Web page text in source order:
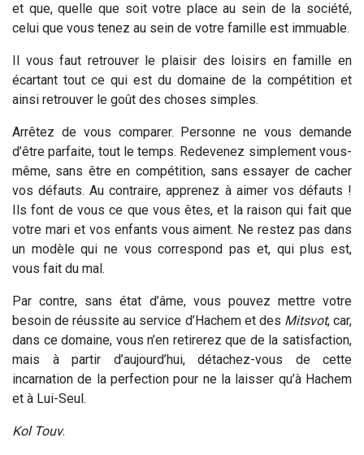
et que, quelle que soit votre place au sein de la société,
celui que vous tenez au sein de votre famille est immuable.
Il vous faut retrouver le plaisir des loisirs en famille en
écartant tout ce qui est du domaine de la compétition et
ainsi retrouver le goût des choses simples.
Arrêtez de vous comparer. Personne ne vous demande
d’être parfaite, tout le temps. Redevenez simplement vous-
même, sans être en compétition, sans essayer de cacher
vos défauts. Au contraire, apprenez à aimer vos défauts !
Ils font de vous ce que vous êtes, et la raison qui fait que
votre mari et vos enfants vous aiment. Ne restez pas dans
un modèle qui ne vous correspond pas et, qui plus est,
vous fait du mal.
Par contre, sans état d’âme, vous pouvez mettre votre
besoin de réussite au service d’Hachem et des Mitsvot, car,
dans ce domaine, vous n’en retirerez que de la satisfaction,
mais à partir d’aujourd’hui, détachez-vous de cette
incarnation de la perfection pour ne la laisser qu’à Hachem
et à Lui-Seul.
Kol Touv.